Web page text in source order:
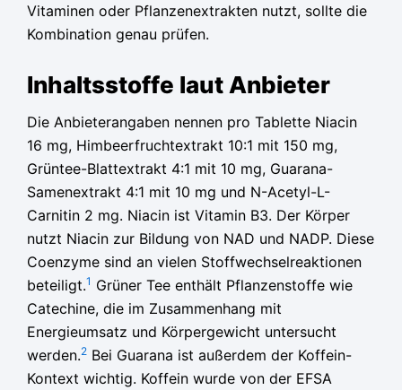
Vitaminen oder Pflanzenextrakten nutzt, sollte die
Kombination genau prüfen.
Inhaltsstoffe laut Anbieter
Die Anbieterangaben nennen pro Tablette Niacin
16 mg, Himbeerfruchtextrakt 10:1 mit 150 mg,
Grüntee-Blattextrakt 4:1 mit 10 mg, Guarana-
Samenextrakt 4:1 mit 10 mg und N-Acetyl-L-
Carnitin 2 mg. Niacin ist Vitamin B3. Der Körper
nutzt Niacin zur Bildung von NAD und NADP. Diese
Coenzyme sind an vielen Stoffwechselreaktionen
beteiligt.1 Grüner Tee enthält Pflanzenstoffe wie
Catechine, die im Zusammenhang mit
Energieumsatz und Körpergewicht untersucht
werden.2 Bei Guarana ist außerdem der Koffein-
Kontext wichtig. Koffein wurde von der EFSA